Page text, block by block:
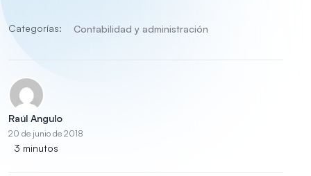
Categorías: Contabilidad y administración
Raúl Angulo
20 de junio de 2018
3 minutos